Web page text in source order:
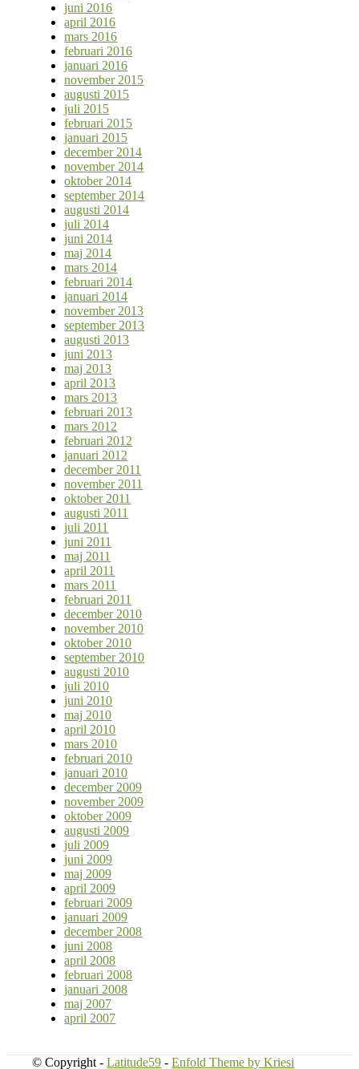
juni 2016
april 2016
mars 2016
februari 2016
januari 2016
november 2015
augusti 2015
juli 2015
februari 2015
januari 2015
december 2014
november 2014
oktober 2014
september 2014
augusti 2014
juli 2014
juni 2014
maj 2014
mars 2014
februari 2014
januari 2014
november 2013
september 2013
augusti 2013
juni 2013
maj 2013
april 2013
mars 2013
februari 2013
mars 2012
februari 2012
januari 2012
december 2011
november 2011
oktober 2011
augusti 2011
juli 2011
juni 2011
maj 2011
april 2011
mars 2011
februari 2011
december 2010
november 2010
oktober 2010
september 2010
augusti 2010
juli 2010
juni 2010
maj 2010
april 2010
mars 2010
februari 2010
januari 2010
december 2009
november 2009
oktober 2009
augusti 2009
juli 2009
juni 2009
maj 2009
april 2009
februari 2009
januari 2009
december 2008
juni 2008
april 2008
februari 2008
januari 2008
maj 2007
april 2007
© Copyright -Latitude59 -Enfold Theme by Kriesi